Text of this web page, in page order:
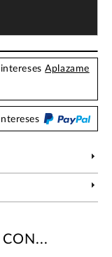
interesesAplazame